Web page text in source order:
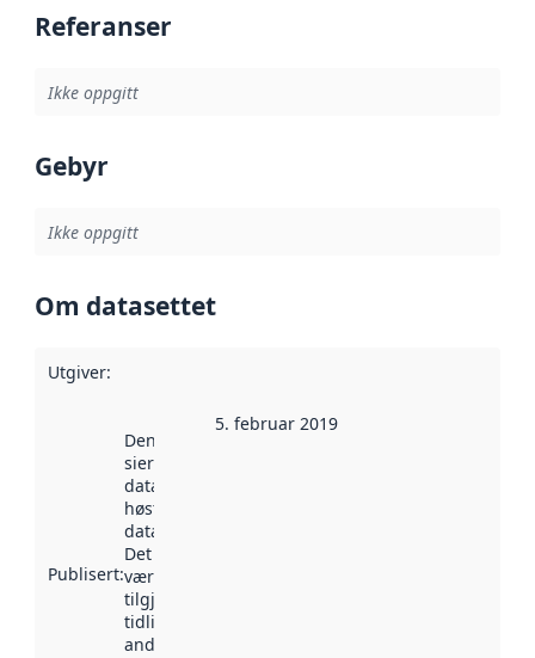
Referanser
Ikke oppgitt
Gebyr
Ikke oppgitt
Om datasettet
Utgiver:
Publisert:
Denne datoen
sier når
datasettet ble
høstet av
data.norge.no.
Det kan ha
vært
tilgjengelig
tidligere
andre steder.
5. februar 2019